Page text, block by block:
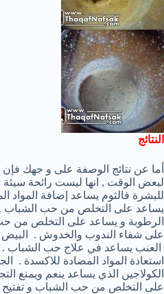
النتائج
أما عن نتائج الوصفة على و جهك فإن
لبعض الوقت , انها ليست رائحة سيئة
للبشرة فالثوم يساعد إضافة المواد
يساعد على التخلص من حب الشباب
الرطوبة و يساعد على التخلص من
على شفاء الندوب والخدوش . البيض
العنب يساعد في علاج حب الشباب
استعادة المواد المضادة للاكسدة .
الكولاجين الذي يساعد ينعم ويمنع
على التخلص من حب الشباب و تفتيح